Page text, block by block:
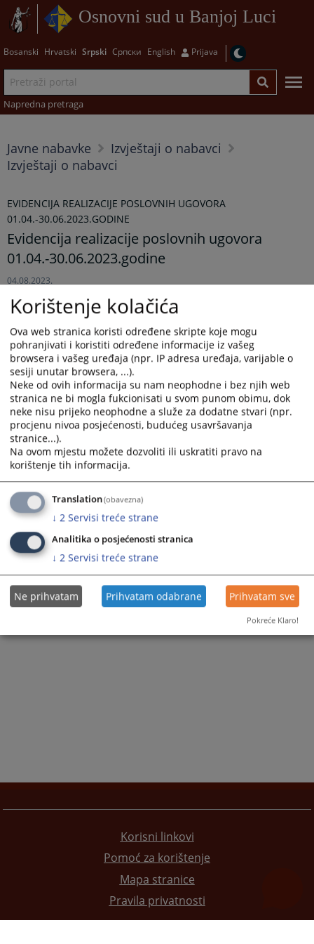
Osnovni sud u Banjoj Luci
Bosanski Hrvatski Srpski Српски English Prijava
Napredna pretraga
Javne nabavke
Izvještaji o nabavci
Izvještaji o nabavci
EVIDENCIJA REALIZACIJE POSLOVNIH UGOVORA
01.04.-30.06.2023.GODINE
Evidencija realizacije poslovnih ugovora
01.04.-30.06.2023.godine
04.08.2023.
Evidencija realizacije poslovnih ugovora
01.04.-30.06.2023.godine
Prikazana vijest je na: Srpski jezik
Prateći dokumenti
Evidencija realizacije poslovnih ugovora
01.04.-30.06.2023.godine
Korisni linkovi
Pomoć za korištenje
Mapa stranice
Pravila privatnosti
Korištenje kolačića
Ova web stranica koristi određene skripte koje mogu
pohranjivati i koristiti određene informacije iz vašeg
browsera i vašeg uređaja (npr. IP adresa uređaja, varijable o
sesiji unutar browsera, ...).
Neke od ovih informacija su nam neophodne i bez njih web
stranica ne bi mogla fukcionisati u svom punom obimu, dok
neke nisu prijeko neophodne a služe za dodatne stvari (npr.
procjenu nivoa posjećenosti, budućeg usavršavanja
stranice...).
Na ovom mjestu možete dozvoliti ili uskratiti pravo na
korištenje tih informacija.
Translation(obavezna)
↓ 2 Servisi treće strane
Analitika o posjećenosti stranica
↓ 2 Servisi treće strane
Ne prihvatam Prihvatam odabrane Prihvatam sve
Pokreće Klaro!